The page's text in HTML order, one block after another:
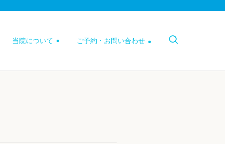
当院について ご予約・お問い合わせ